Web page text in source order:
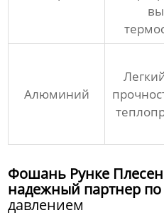
Алюминий
Фошань Рунке
надежный партнер
давлением